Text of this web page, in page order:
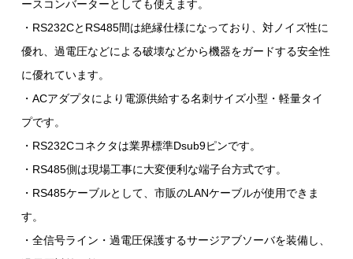
ースコンバーターとしても使えます。
・RS232CとRS485間は絶縁仕様になっており、対ノイズ性に
優れ、過電圧などによる破壊などから機器をガードする安全性
に優れています。
・ACアダプタにより電源供給する名刺サイズ小型・軽量タイ
プです。
・RS232Cコネクタは業界標準Dsub9ピンです。
・RS485側は現場工事に大変便利な端子台方式です。
・RS485ケーブルとして、市販のLANケーブルが使用できま
す。
・全信号ライン・過電圧保護するサージアブソーバを装備し、